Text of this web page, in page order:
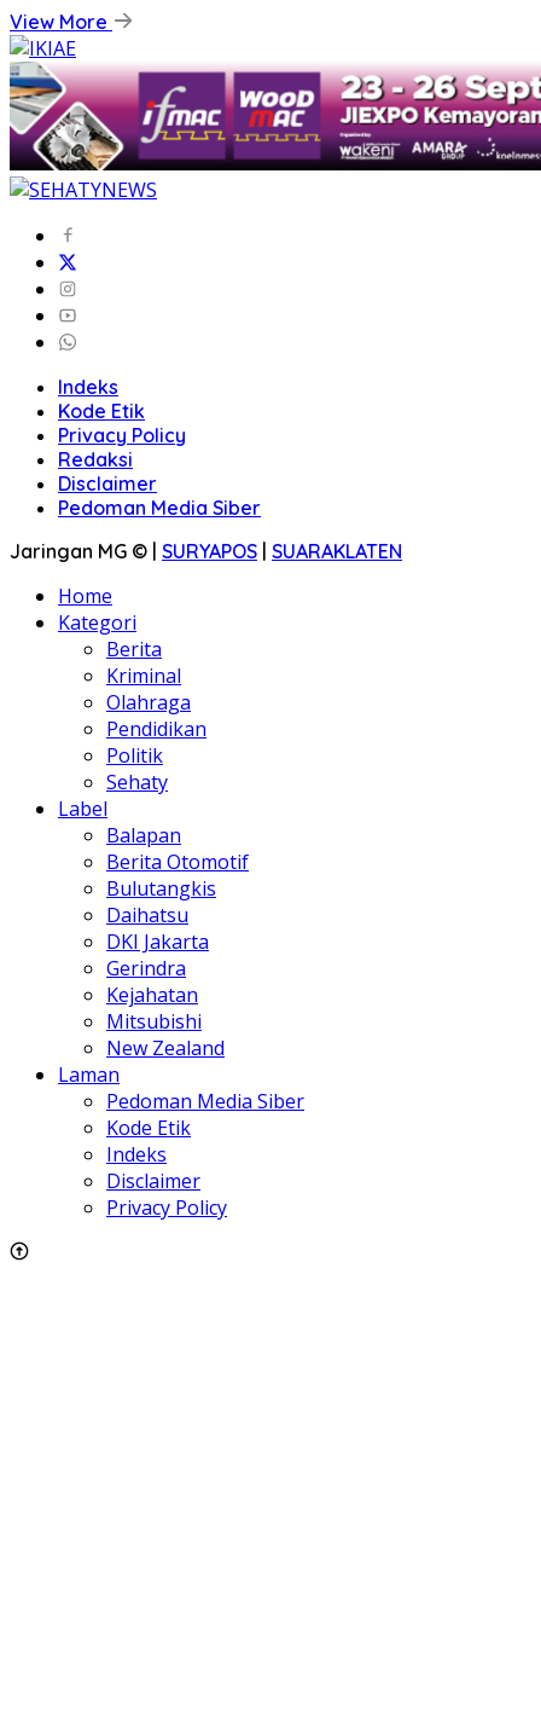
View More
Indeks
Kode Etik
Privacy Policy
Redaksi
Disclaimer
Pedoman Media Siber
Jaringan MG © | SURYAPOS | SUARAKLATEN
Home
Kategori
Berita
Kriminal
Olahraga
Pendidikan
Politik
Sehaty
Label
Balapan
Berita Otomotif
Bulutangkis
Daihatsu
DKI Jakarta
Gerindra
Kejahatan
Mitsubishi
New Zealand
Laman
Pedoman Media Siber
Kode Etik
Indeks
Disclaimer
Privacy Policy